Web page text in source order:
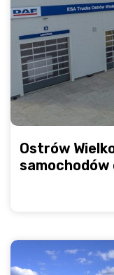
Ostrów